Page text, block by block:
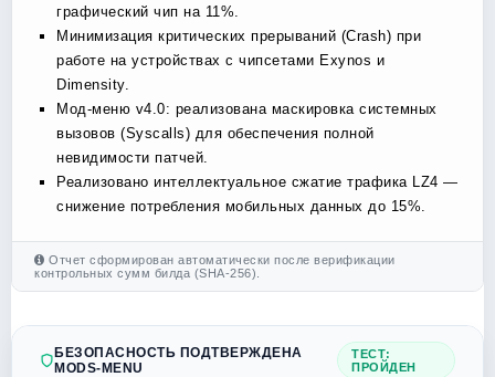
графический чип на 11%.
Минимизация критических прерываний (Crash) при
работе на устройствах с чипсетами Exynos и
Dimensity.
Мод-меню v4.0: реализована маскировка системных
вызовов (Syscalls) для обеспечения полной
невидимости патчей.
Реализовано интеллектуальное сжатие трафика LZ4 —
снижение потребления мобильных данных до 15%.
Отчет сформирован автоматически после верификации
контрольных сумм билда (SHA-256).
БЕЗОПАСНОСТЬ ПОДТВЕРЖДЕНА
MODS-MENU
ТЕСТ:
ПРОЙДЕН